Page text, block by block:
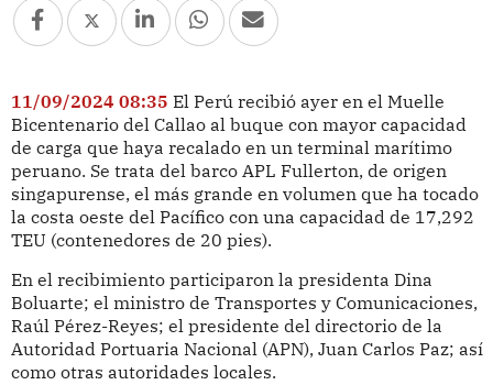
11/09/2024 08:35 El Perú recibió ayer en el Muelle
Bicentenario del Callao al buque con mayor capacidad
de carga que haya recalado en un terminal marítimo
peruano. Se trata del barco APL Fullerton, de origen
singapurense, el más grande en volumen que ha tocado
la costa oeste del Pacífico con una capacidad de 17,292
TEU (contenedores de 20 pies).
En el recibimiento participaron la presidenta Dina
Boluarte; el ministro de Transportes y Comunicaciones,
Raúl Pérez-Reyes; el presidente del directorio de la
Autoridad Portuaria Nacional (APN), Juan Carlos Paz; así
como otras autoridades locales.